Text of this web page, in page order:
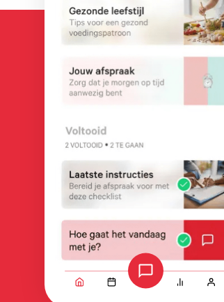
Houkes
een geweldig
Kim
33 jaar oud
Vanaf het eerste consult
het laten uitvoeren van
een buikwandcorrectie,
verstand van hun vak.
Lees verder
Bekijk alle ervaringen